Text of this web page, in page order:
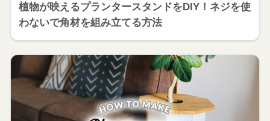
植物が映えるプランタースタンドをDIY！ネジを使
わないで角材を組み立てる方法